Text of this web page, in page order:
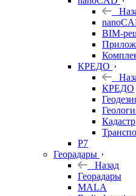
BIM-
КРЕДО
КРЕДО
Кадастр
Р7
Георадары
Назад
Георадары
MALA